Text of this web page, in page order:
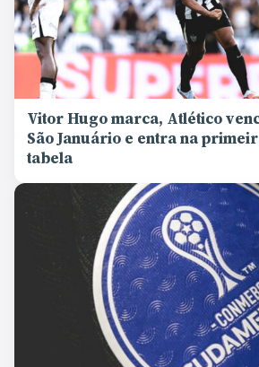
Vitor Hugo marca, Atlético
São Januário e entra na
tabela